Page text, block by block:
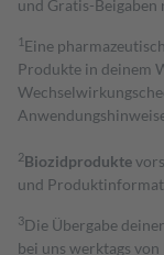
und Gratis-
1 Eine
Produkte in deinem
2Biozidprodukte
und
3Die Übergabe
bei uns werktags